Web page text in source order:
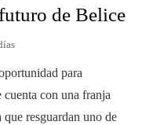
de Belice
para
con una franja
resguardan uno de